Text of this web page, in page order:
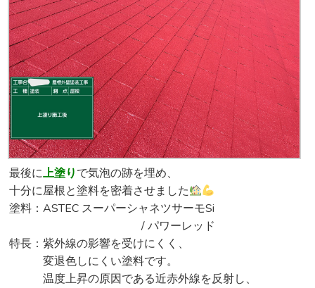
最後に上塗りで気泡の跡を埋め、
十分に屋根と塗料を密着させました
塗料：ASTEC スーパーシャネツサーモSi
/ パワーレッド
特長：紫外線の影響を受けにくく、
変退色しにくい塗料です。
温度上昇の原因である近赤外線を反射し、